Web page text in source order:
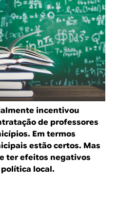
incentivou
de professores
Em termos
estão certos. Mas
ter efeitos negativos
política local.